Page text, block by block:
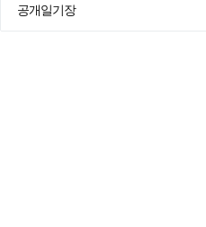
공개일기장